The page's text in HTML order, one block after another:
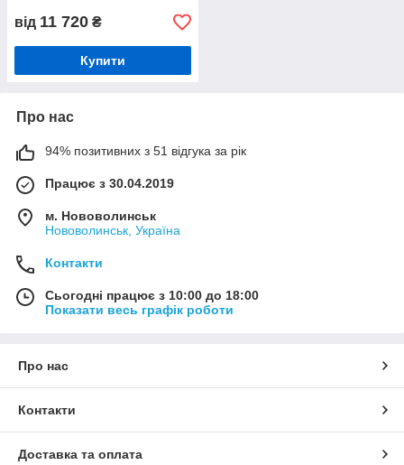
від 11 720 ₴
Купити
Про нас
94% позитивних з 51 відгука за рік
Працює з 30.04.2019
м. Нововолинськ
Нововолинськ, Україна
Контакти
Сьогодні працює з 10:00 до 18:00
Показати весь графік роботи
Про нас
Контакти
Доставка та оплата